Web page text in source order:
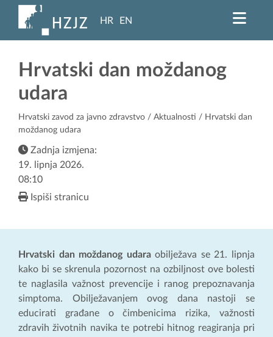
HR EN
Hrvatski dan moždanog
udara
Hrvatski zavod za javno zdravstvo / Aktualnosti / Hrvatski dan
moždanog udara
Zadnja izmjena:
19. lipnja 2026.
08:10
Ispiši stranicu
Hrvatski dan moždanog udaraobilježava se 21. lipnja
kako bi se skrenula pozornost na ozbiljnost ove bolesti
te naglasila važnost prevencije i ranog prepoznavanja
simptoma. Obilježavanjem ovog dana nastoji se
educirati građane o čimbenicima rizika, važnosti
zdravih životnih navika te potrebi hitnog reagiranja pri